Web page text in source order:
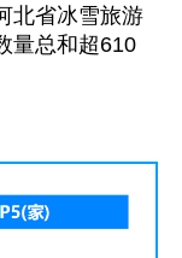
北省冰雪旅游
量总和超610